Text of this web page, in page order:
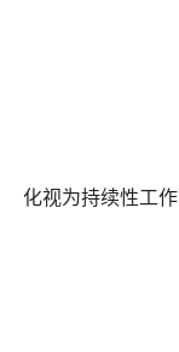
化视为持续性工作